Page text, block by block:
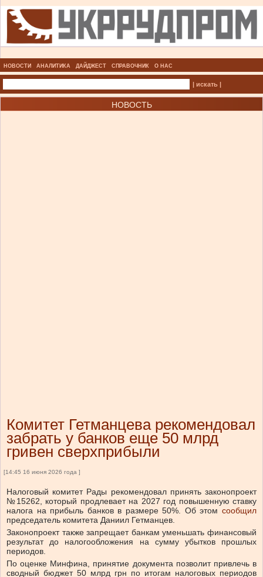
НОВОСТИ АНАЛИТИКА ДАЙДЖЕСТ СПРАВОЧНИК О НАС
| искать |
НОВОСТЬ
Комитет Гетманцева рекомендовал
забрать у банков еще 50 млрд
гривен сверхприбыли
[14:45 16 июня 2026 года ]
Налоговый комитет Рады рекомендовал принять законопроект
№15262, который продлевает на 2027 год повышенную ставку
налога на прибыль банков в размере 50%. Об этом сообщил
председатель комитета Даниил Гетманцев.
Законопроект также запрещает банкам уменьшать финансовый
результат до налогообложения на сумму убытков прошлых
периодов.
По оценке Минфина, принятие документа позволит привлечь в
сводный бюджет 50 млрд грн по итогам налоговых периодов